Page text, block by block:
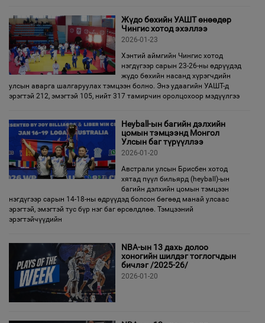
Жүдо бөхийн УАШТ өнөөдөр
Чингис хотод эхэллээ
2026-01-23
Хэнтий аймгийн Чингис хотод
нэгдүгээр сарын 23-26-ны өдрүүдэд
жүдо бөхийн насанд хүрэгчдийн
улсын аварга шалгаруулах тэмцээн болно. Энэ удаагийн УАШТ-д
эрэгтэй 212, эмэгтэй 105, нийт 317 тамирчин оролцохоор мэдүүлгээ
Heyball-ын багийн дэлхийн
цомын тэмцээнд Монгол
Улсын баг түрүүллээ
2026-01-20
Австрали улсын Брисбен хотод
хятад пүүл бильярд (heyball)-ын
багийн дэлхийн цомын тэмцээн
нэгдүгээр сарын 14-18-ны өдрүүдэд болсон бөгөөд манай улсаас
эрэгтэй, эмэгтэй тус бүр нэг баг өрсөлдлөө. Тэмцээний
эрэгтэйчүүдийн
NBA-ын 13 дахь долоо
хоногийн шилдэг тоглогчдын
бичлэг /2025-26/
2026-01-20